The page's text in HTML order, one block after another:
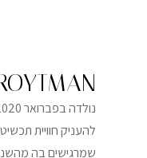
להעניק חוויית
שמרגישים בה